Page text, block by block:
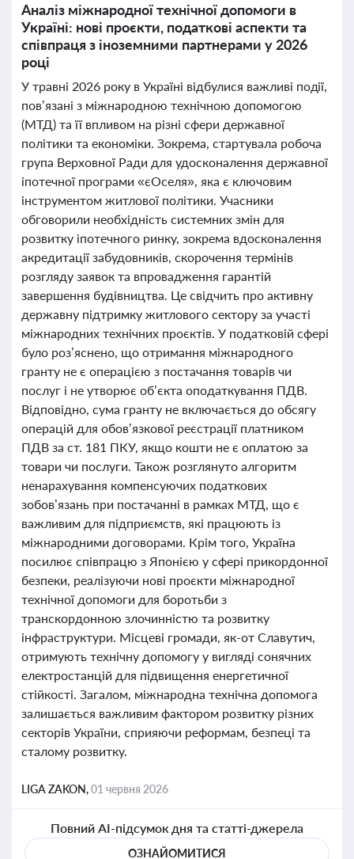
Аналіз міжнародної технічної допомоги в
Україні: нові проєкти, податкові аспекти та
співпраця з іноземними партнерами у 2026
році
У травні 2026 року в Україні відбулися важливі події,
пов’язані з міжнародною технічною допомогою
(МТД) та її впливом на різні сфери державної
політики та економіки. Зокрема, стартувала робоча
група Верховної Ради для удосконалення державної
іпотечної програми «єОселя», яка є ключовим
інструментом житлової політики. Учасники
обговорили необхідність системних змін для
розвитку іпотечного ринку, зокрема вдосконалення
акредитації забудовників, скорочення термінів
розгляду заявок та впровадження гарантій
завершення будівництва. Це свідчить про активну
державну підтримку житлового сектору за участі
міжнародних технічних проєктів. У податковій сфері
було роз’яснено, що отримання міжнародного
гранту не є операцією з постачання товарів чи
послуг і не утворює об’єкта оподаткування ПДВ.
Відповідно, сума гранту не включається до обсягу
операцій для обов’язкової реєстрації платником
ПДВ за ст. 181 ПКУ, якщо кошти не є оплатою за
товари чи послуги. Також розглянуто алгоритм
ненарахування компенсуючих податкових
зобов’язань при постачанні в рамках МТД, що є
важливим для підприємств, які працюють із
міжнародними договорами. Крім того, Україна
посилює співпрацю з Японією у сфері прикордонної
безпеки, реалізуючи нові проєкти міжнародної
технічної допомоги для боротьби з
транскордонною злочинністю та розвитку
інфраструктури. Місцеві громади, як-от Славутич,
отримують технічну допомогу у вигляді сонячних
електростанцій для підвищення енергетичної
стійкості. Загалом, міжнародна технічна допомога
залишається важливим фактором розвитку різних
секторів України, сприяючи реформам, безпеці та
сталому розвитку.
LIGA ZAKON,01 червня 2026
Повний AI-підсумок дня та статті-джерела
ОЗНАЙОМИТИСЯ